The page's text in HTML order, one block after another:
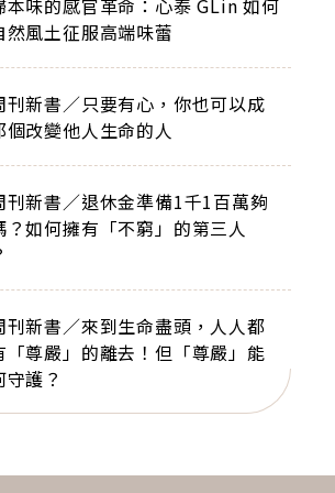
則 ＋
本味的感官革命：心泰 GLin 如何
然風土征服高端味蕾
刊新書／只要有心，你也可以成
個改變他人生命的人
刊新書／退休金準備1千1百萬夠
？如何擁有「不窮」的第三人
刊新書／來到生命盡頭，人人都
「尊嚴」的離去！但「尊嚴」能
守護？